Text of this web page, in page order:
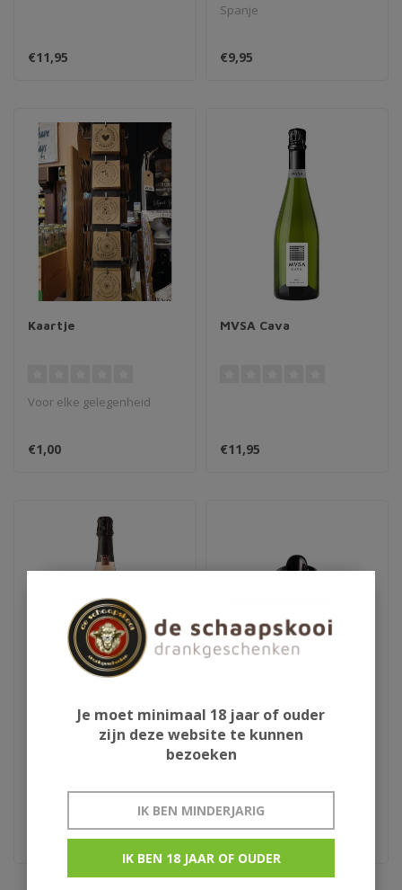
€11,95
Spanje
€9,95
Kaartje
Voor elke gelegenheid
€1,00
MVSA Cava
€11,95
MVSA Cava Rosé
€12,95
Vacuvin
Champagnesaver
behoudt de bubbel
€16,95
Je moet minimaal 18 jaar of ouder
zijn deze website te kunnen
bezoeken
IK BEN MINDERJARIG
IK BEN 18 JAAR OF OUDER